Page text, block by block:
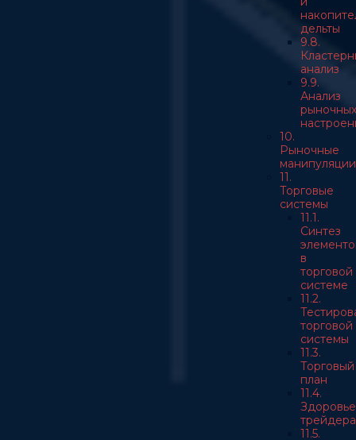
дельты
9.8.
анализ
9.9.
Анализ
рыночных
10.
Рыночные
манипуляции
11.
Торговые
системы
11.1.
Синтез
в
торговой
системе
11.2.
торговой
системы
11.3.
Торговый
план
11.4.
Здоровье
трейдера
11.5.